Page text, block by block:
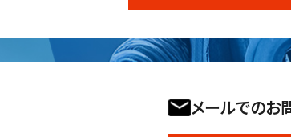
メールでのお